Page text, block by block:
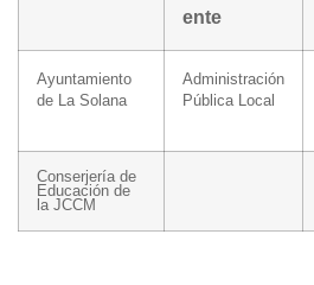
ente
Ayuntamiento
de La Solana
Administración
Pública Local
Conserjería de
Educación de
la JCCM